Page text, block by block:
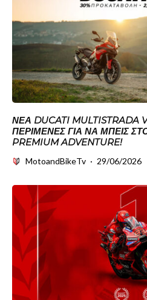
ΝΈΑ DUCATI MULTISTRADA
ΠΕΡΊΜΕΝΕΣ ΓΙΑ ΝΑ ΜΠΕΙΣ
PREMIUM ADVENTURE!
MotoandBikeTv · 29/06/2026